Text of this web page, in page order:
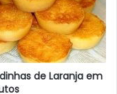
de Laranja em